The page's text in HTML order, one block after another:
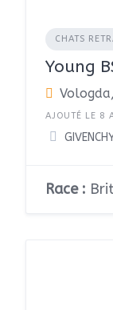
CHATS
Young
AJOUTÉ LE 8
Race :